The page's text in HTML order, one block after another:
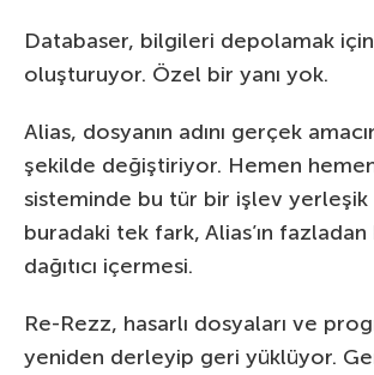
Databaser, bilgileri depolamak
oluşturuyor. Özel bir yanı yok.
Alias, dosyanın adını gerçek
şekilde değiştiriyor. Hemen
sisteminde bu tür bir işlev
buradaki tek fark, Alias’ın
dağıtıcı içermesi.
Re-Rezz, hasarlı dosyaları ve
yeniden derleyip geri yüklüyor.